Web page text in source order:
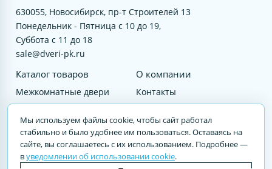
630055, Новосибирск, пр-т Строителей 13
Понедельник - Пятница с 10 до 19,
Суббота с 11 до 18
sale@dveri-pk.ru
Каталог товаров
Межкомнатные двери
Входные двери
Услуги
О компании
Контакты
© 2023 DVERI-PK.RU Авторские права защищены. Полное или частичное
Мы используем файлы cookie, чтобы сайт работал
стабильно и было удобнее им пользоваться. Оставаясь на
сайте, вы соглашаетесь с их использованием. Подробнее —
вуведомлении об использовании cookie.